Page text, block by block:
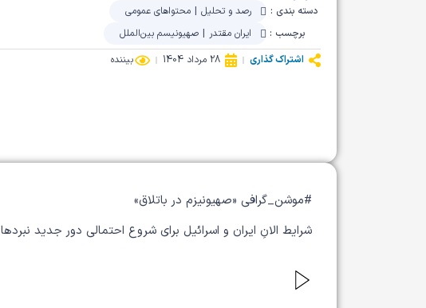
دسته بندی :
رصد و تحلیل| محتواهای عمومی
برچسب :
ایران مقتدر | صهیونیسم بین‌الملل
اشتراک گذاری
28 مرداد 1404 بیننده
#موشن_گرافی «صهیونیزم در باتلاق»
شرایط الانِ ایران و اسرائیل برای شروع احتمالی دور جدید نبردها